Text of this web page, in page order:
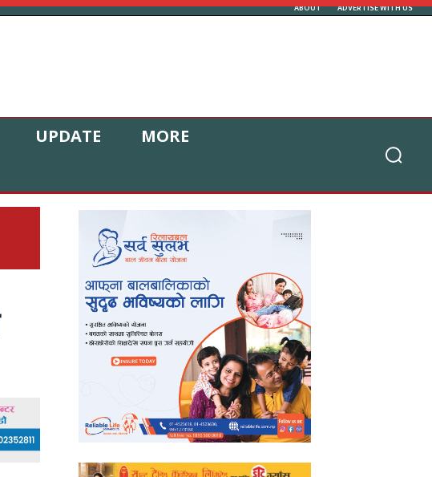
ABOUT ADVERTISE WITH US
UPDATE
MORE